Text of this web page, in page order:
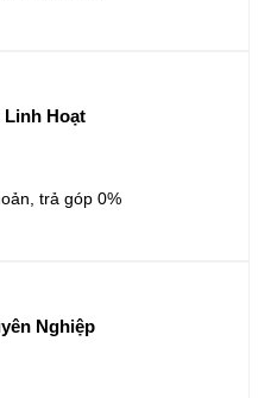
Linh Hoạt
trả góp 0%
Nghiệp